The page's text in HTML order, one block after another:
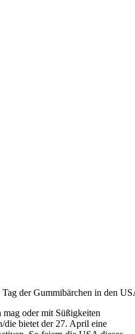
der Gummibärchen in den
oder mit Süßigkeiten
die bietet der 27. April eine